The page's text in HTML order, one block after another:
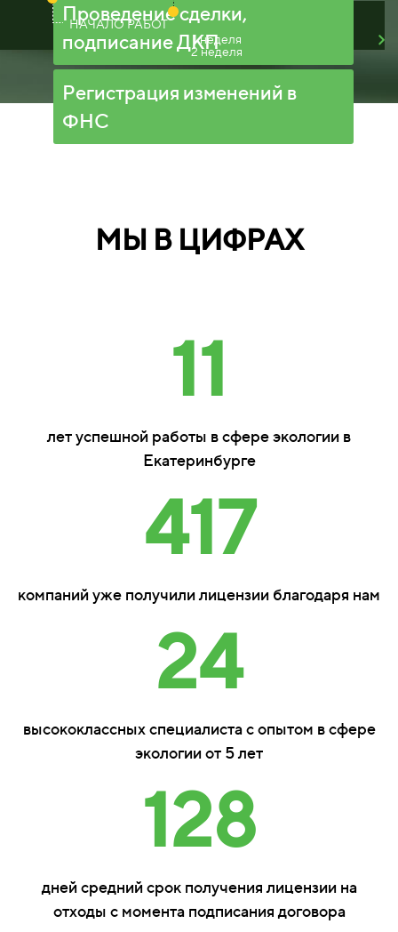
Проведение сделки,
подписание ДКП
Регистрация изменений в
ФНС
НАЧАЛО РАБОТ
1 неделя
2 неделя
МЫ В ЦИФРАХ
11
лет успешной работы в сфере экологии в
Екатеринбурге
417
компаний уже получили лицензии благодаря нам
24
высококлассных специалиста с опытом в сфере
экологии от 5 лет
128
дней средний срок получения лицензии на
отходы с момента подписания договора